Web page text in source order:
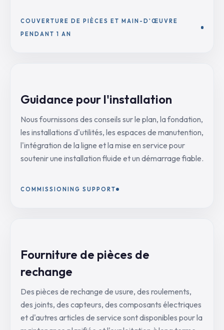
COUVERTURE DE PIÈCES ET MAIN-D'ŒUVRE
PENDANT 1 AN
Guidance pour l'installation
Nous fournissons des conseils sur le plan, la fondation,
les installations d'utilités, les espaces de manutention,
l'intégration de la ligne et la mise en service pour
soutenir une installation fluide et un démarrage fiable.
COMMISSIONING SUPPORT
Fourniture de pièces de
rechange
Des pièces de rechange de usure, des roulements,
des joints, des capteurs, des composants électriques
et d'autres articles de service sont disponibles pour la